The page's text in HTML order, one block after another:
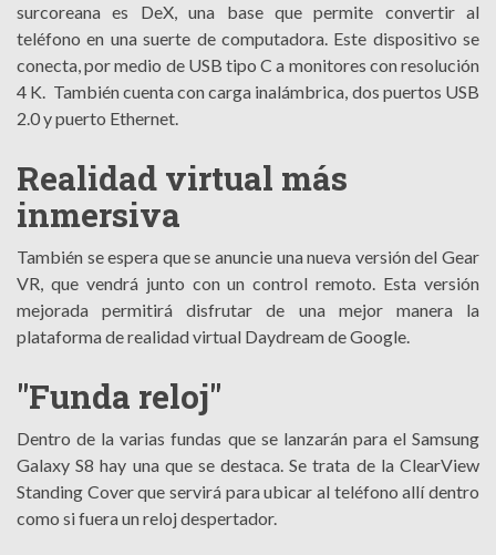
surcoreana es DeX, una base que permite convertir al
teléfono en una suerte de computadora. Este dispositivo se
conecta, por medio de USB tipo C a monitores con resolución
4 K. También cuenta con carga inalámbrica, dos puertos USB
2.0 y puerto Ethernet.
Realidad virtual más
inmersiva
También se espera que se anuncie una nueva versión del Gear
VR, que vendrá junto con un control remoto. Esta versión
mejorada permitirá disfrutar de una mejor manera la
plataforma de realidad virtual Daydream de Google.
"Funda reloj"
Dentro de la varias fundas que se lanzarán para el Samsung
Galaxy S8 hay una que se destaca. Se trata de la ClearView
Standing Cover que servirá para ubicar al teléfono allí dentro
como si fuera un reloj despertador.